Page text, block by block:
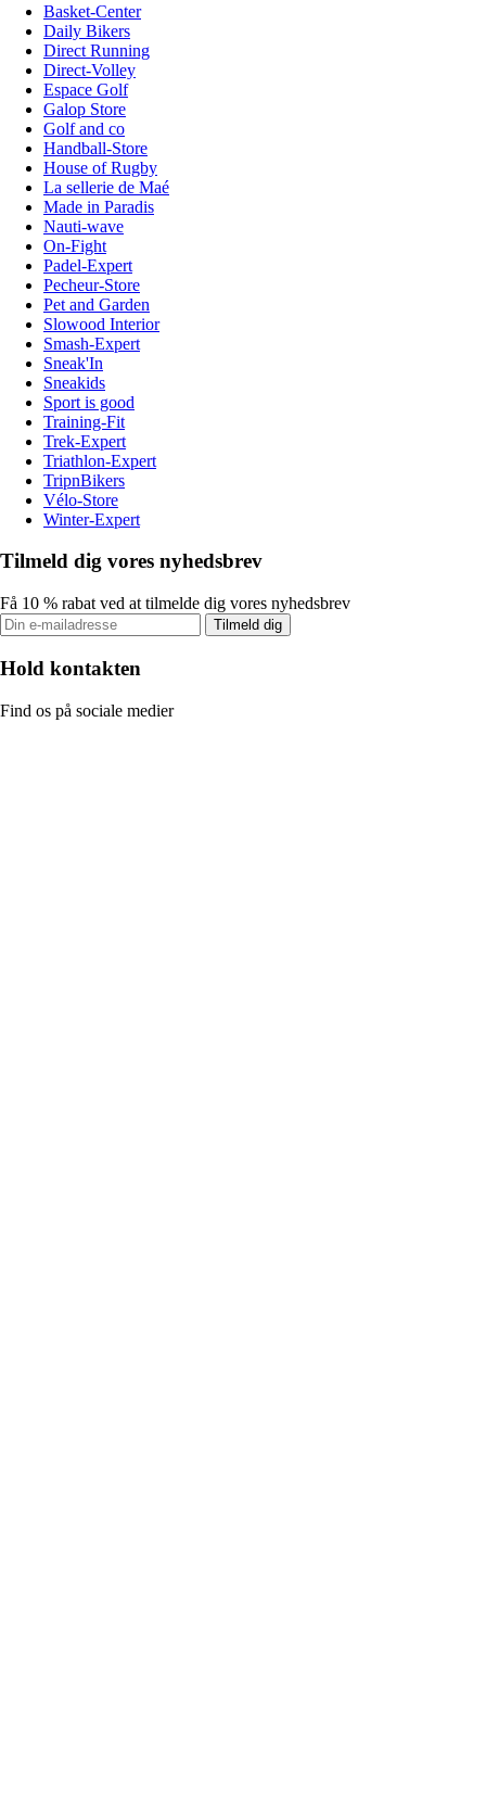
Basket-Center
Daily Bikers
Direct Running
Direct-Volley
Espace Golf
Galop Store
Golf and co
Handball-Store
House of Rugby
La sellerie de Maé
Made in Paradis
Nauti-wave
On-Fight
Padel-Expert
Pecheur-Store
Pet and Garden
Slowood Interior
Smash-Expert
Sneak'In
Sneakids
Sport is good
Training-Fit
Trek-Expert
Triathlon-Expert
TripnBikers
Vélo-Store
Winter-Expert
Tilmeld dig vores nyhedsbrev
Få 10 % rabat ved at tilmelde dig vores nyhedsbrev
Tilmeld dig
Hold kontakten
Find os på sociale medier